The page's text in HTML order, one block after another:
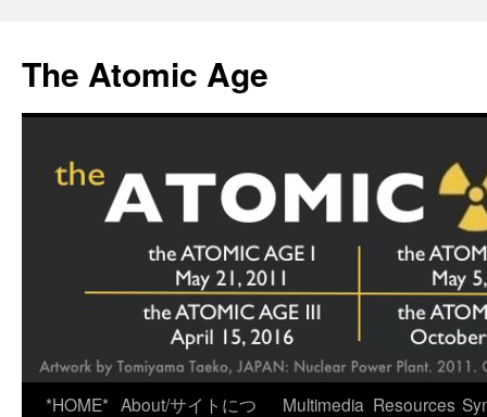
content
The Atomic Age
*HOME* About/サイトにつ
Multimedia Resources